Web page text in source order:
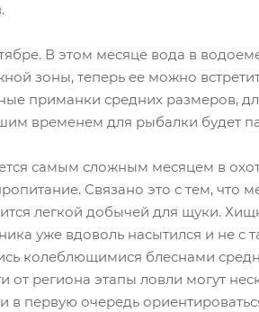
В этом месяце вода в
зоны, теперь ее можно
приманки средних размеров,
временем для рыбалки будет
самым сложным месяцем в
Связано это с тем, что
легкой добычей для щуки.
уже вдоволь насытился и не с
колеблющимися блеснами
от региона этапы ловли могут
в первую очередь